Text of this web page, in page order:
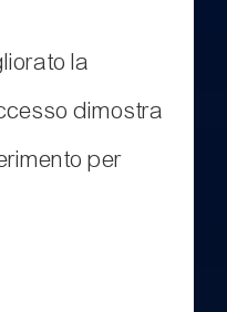
la
dimostra
per